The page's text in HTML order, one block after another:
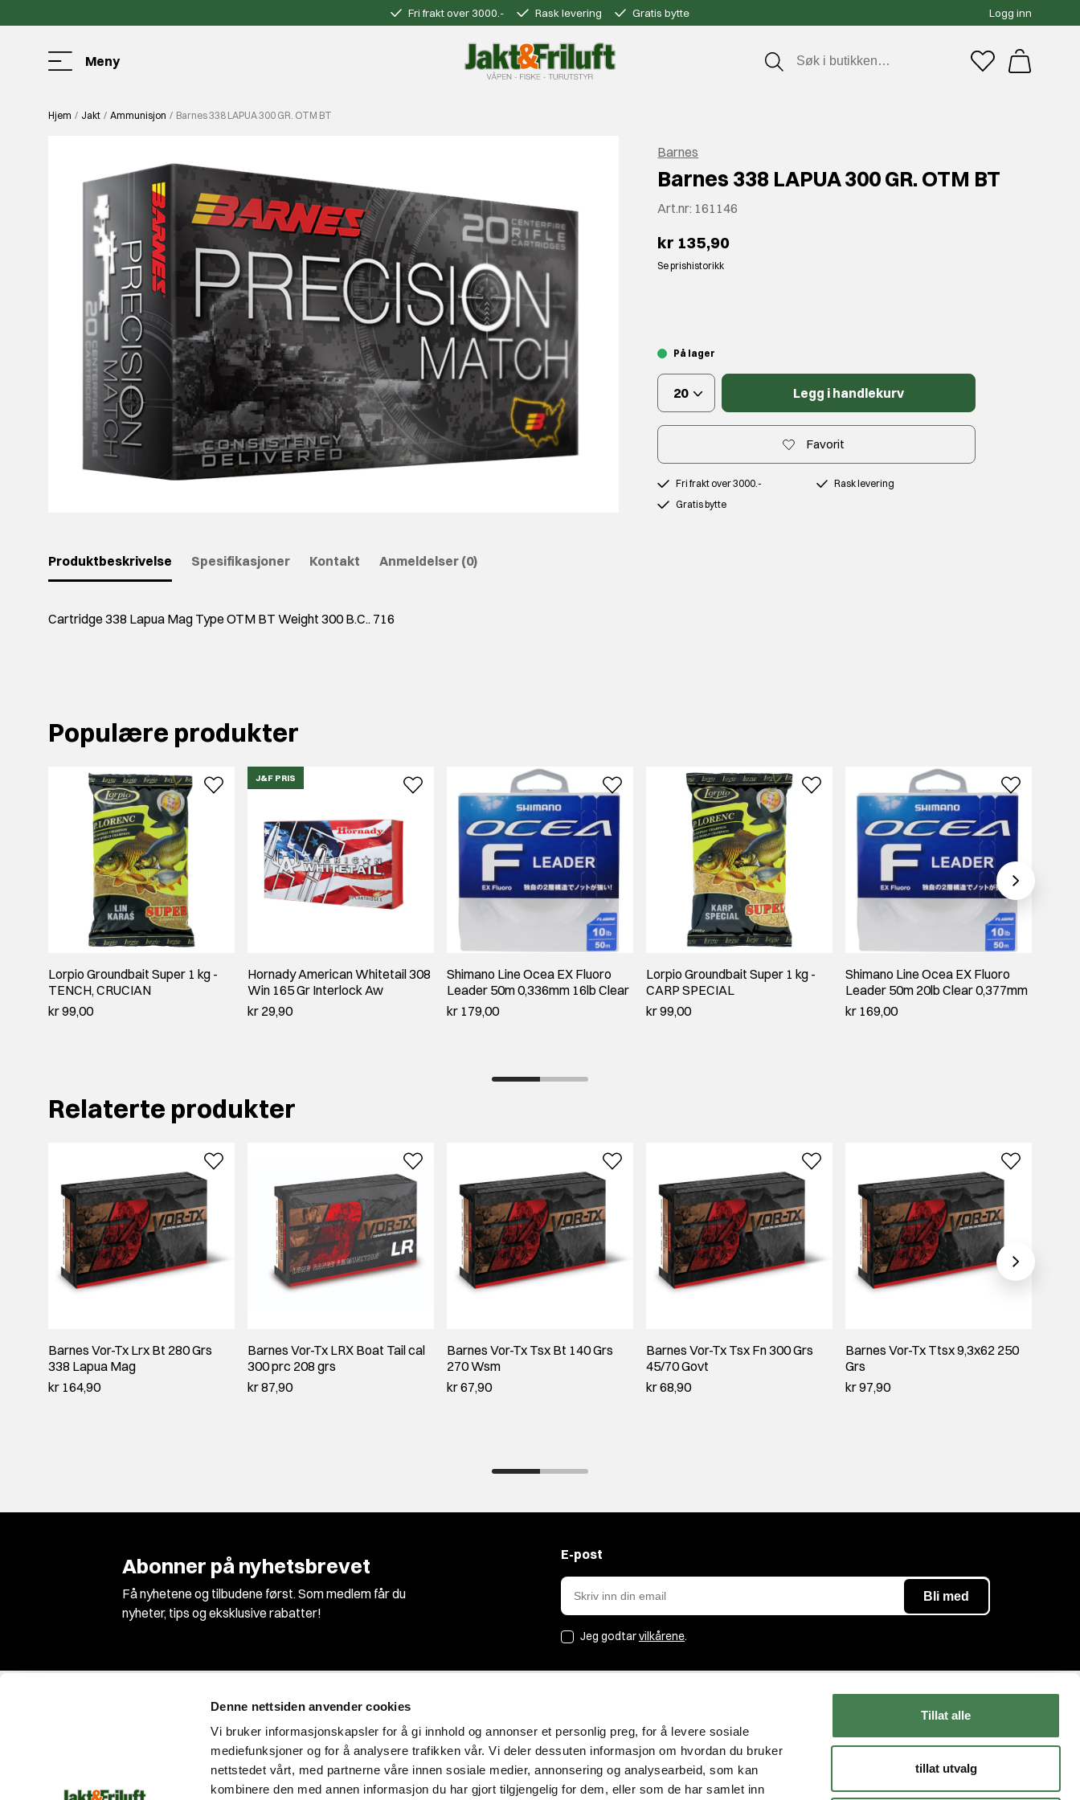
Denne nettsiden anvender cookies
Vi bruker informasjonskapsler for å gi innhold og annonser et personlig preg, for å levere sosiale
mediefunksjoner og for å analysere trafikken vår. Vi deler dessuten informasjon om hvordan du bruker
nettstedet vårt, med partnerne våre innen sosiale medier, annonsering og analysearbeid, som kan
kombinere den med annen informasjon du har gjort tilgjengelig for dem, eller som de har samlet inn
Tillat alle
tillat utvalg
Fri frakt over 3000.- Rask levering Gratis bytte Logg inn
Meny
Hjem Jakt Ammunisjon Barnes 338 LAPUA 300 GR. OTM BT
Produktbeskrivelse Spesifikasjoner Kontakt Anmeldelser (0)
Cartridge 338 Lapua Mag Type OTM BT Weight 300 B.C.. 716
Barnes
Barnes 338 LAPUA 300 GR. OTM BT
Art.nr: 161146
kr 135,90
Se prishistorikk
På lager
20 Legg i handlekurv
Favorit
Fri frakt over 3000.-
Rask levering
Gratis bytte
Populære produkter
Lorpio Groundbait Super 1 kg -
TENCH, CRUCIAN
kr 99,00
J&F PRIS
Hornady American Whitetail 308
Win 165 Gr Interlock Aw
kr 29,90
Shimano Line Ocea EX Fluoro
Leader 50m 0,336mm 16lb Clear
kr 179,00
Lorpio Groundbait Super 1 kg -
CARP SPECIAL
kr 99,00
Shimano Line Ocea EX Fluoro
Leader 50m 20lb Clear 0,377mm
kr 169,00
Relaterte produkter
Barnes Vor-Tx Lrx Bt 280 Grs
338 Lapua Mag
kr 164,90
Barnes Vor-Tx LRX Boat Tail cal
300 prc 208 grs
kr 87,90
Barnes Vor-Tx Tsx Bt 140 Grs
270 Wsm
kr 67,90
Barnes Vor-Tx Tsx Fn 300 Grs
45/70 Govt
kr 68,90
Barnes Vor-Tx Ttsx 9,3x62 250
Grs
kr 97,90
Abonner på nyhetsbrevet
Få nyhetene og tilbudene først. Som medlem får du
nyheter, tips og eksklusive rabatter!
E-post
Jeg godtarvilkårene.
Vi er Norges største jakt og våpenbutikk med
et enormt utvalg innen jakt, fiske og
Jakt&Friluft
Om oss
Bærekraft
Følg oss
Instagram
Kundeservice
Levering og retur